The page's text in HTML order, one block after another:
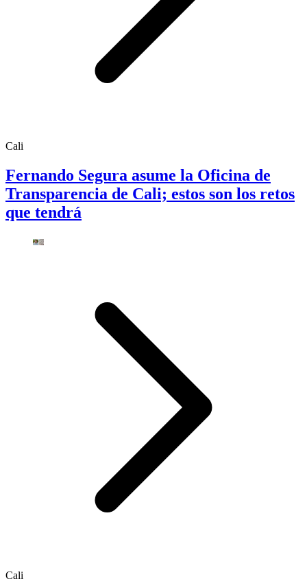
Cali
Fernando Segura asume la Oficina de
Transparencia de Cali; estos son los retos
que tendrá
Cali